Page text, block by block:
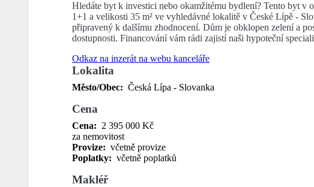
Hledáte byt k investici nebo okamžitému bydlení? Tento byt v
1+1 a velikosti 35 m² ve vyhledávné lokalitě v České Lípě -
připravený k dalšímu zhodnocení. Dům je obklopen zelení a
dostupnosti. Financování vám rádi zajistí naši hypoteční
Odkaz na inzerát na webu kanceláře
Lokalita
Město/Obec: Česká Lípa - Slovanka
Cena
Cena: 2 395 000 Kč
za nemovitost
Provize: včetně provize
Poplatky: včetně poplatků
Makléř